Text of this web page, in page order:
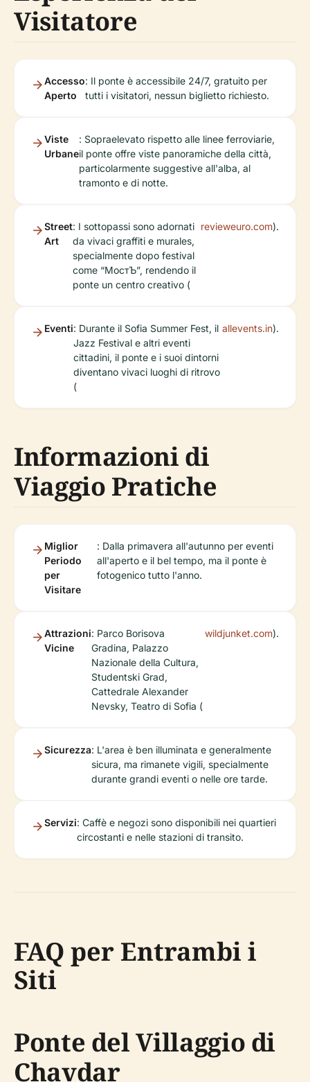
Visitatore
Accesso
Aperto
: Il ponte è accessibile 24/7, gratuito per
tutti i visitatori, nessun biglietto richiesto.
Viste
Urbane
: Sopraelevato rispetto alle linee ferroviarie,
il ponte offre viste panoramiche della città,
particolarmente suggestive all'alba, al
tramonto e di notte.
Street
Art
: I sottopassi sono adornati
da vivaci graffiti e murales,
specialmente dopo festival
come “МостЪ”, rendendo il
ponte un centro creativo (
revieweuro.com).
Eventi: Durante il Sofia Summer Fest, il
Jazz Festival e altri eventi
cittadini, il ponte e i suoi dintorni
diventano vivaci luoghi di ritrovo
(
allevents.in).
Informazioni di
Viaggio Pratiche
Miglior
Periodo
per
Visitare
: Dalla primavera all'autunno per eventi
all'aperto e il bel tempo, ma il ponte è
fotogenico tutto l'anno.
Attrazioni
Vicine
: Parco Borisova
Gradina, Palazzo
Nazionale della Cultura,
Studentski Grad,
Cattedrale Alexander
Nevsky, Teatro di Sofia (
wildjunket.com).
Sicurezza: L'area è ben illuminata e generalmente
sicura, ma rimanete vigili, specialmente
durante grandi eventi o nelle ore tarde.
Servizi: Caffè e negozi sono disponibili nei quartieri
circostanti e nelle stazioni di transito.
FAQ per Entrambi i
Siti
Ponte del Villaggio di
Chavdar